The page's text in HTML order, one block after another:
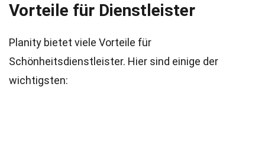
Vorteile für Dienstleister
Planity bietet viele Vorteile für
Schönheitsdienstleister. Hier sind einige der
wichtigsten: